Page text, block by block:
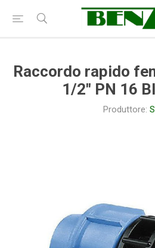
Raccordo rapido
1/2" PN 16
Produttore: